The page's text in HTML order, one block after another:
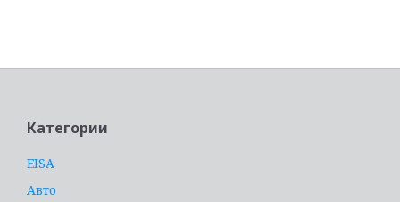
Категории
EISA
Авто